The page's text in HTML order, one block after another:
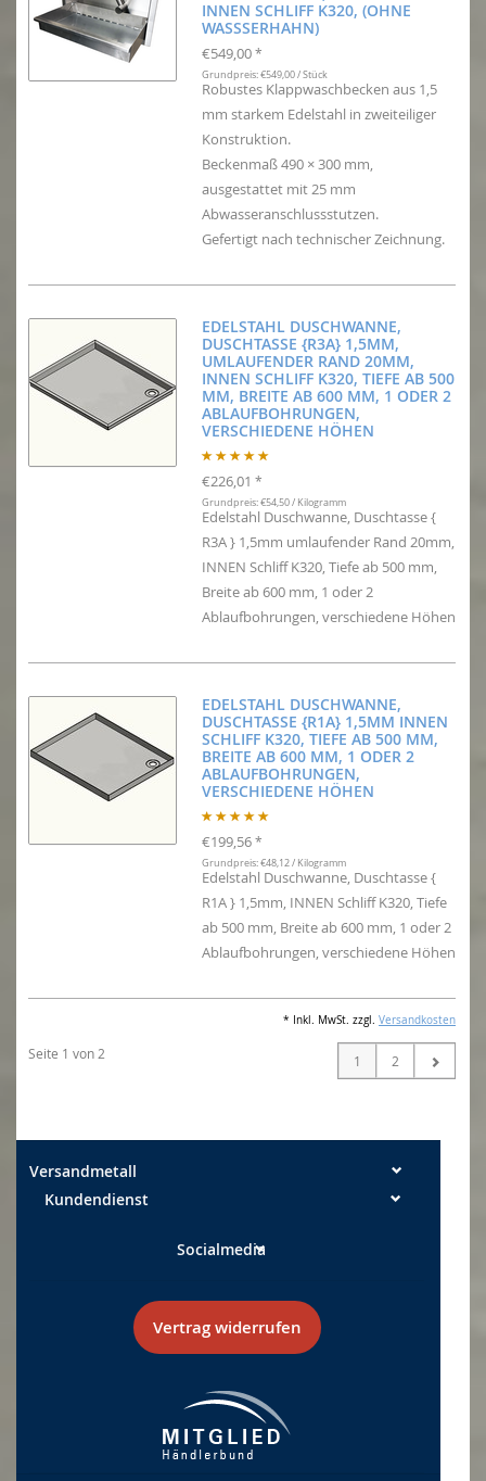
INNEN SCHLIFF K320, (OHNE
WASSSERHAHN)
€549,00 *
Grundpreis: €549,00 / Stück
Robustes Klappwaschbecken aus 1,5
mm starkem Edelstahl in zweiteiliger
Konstruktion.
Beckenmaß 490 × 300 mm,
ausgestattet mit 25 mm
Abwasseranschlussstutzen.
Gefertigt nach technischer Zeichnung.
EDELSTAHL DUSCHWANNE,
DUSCHTASSE {R3A} 1,5MM,
UMLAUFENDER RAND 20MM,
INNEN SCHLIFF K320, TIEFE AB 500
MM, BREITE AB 600 MM, 1 ODER 2
ABLAUFBOHRUNGEN,
VERSCHIEDENE HÖHEN
€226,01 *
Grundpreis: €54,50 / Kilogramm
Edelstahl Duschwanne, Duschtasse {
R3A } 1,5mm umlaufender Rand 20mm,
INNEN Schliff K320, Tiefe ab 500 mm,
Breite ab 600 mm, 1 oder 2
Ablaufbohrungen, verschiedene Höhen
EDELSTAHL DUSCHWANNE,
DUSCHTASSE {R1A} 1,5MM INNEN
SCHLIFF K320, TIEFE AB 500 MM,
BREITE AB 600 MM, 1 ODER 2
ABLAUFBOHRUNGEN,
VERSCHIEDENE HÖHEN
€199,56 *
Grundpreis: €48,12 / Kilogramm
Edelstahl Duschwanne, Duschtasse {
R1A } 1,5mm, INNEN Schliff K320, Tiefe
ab 500 mm, Breite ab 600 mm, 1 oder 2
Ablaufbohrungen, verschiedene Höhen
* Inkl. MwSt. zzgl. Versandkosten
Seite 1 von 2 1 2
Versandmetall
Kundendienst
Socialmedia
Vertrag widerrufen